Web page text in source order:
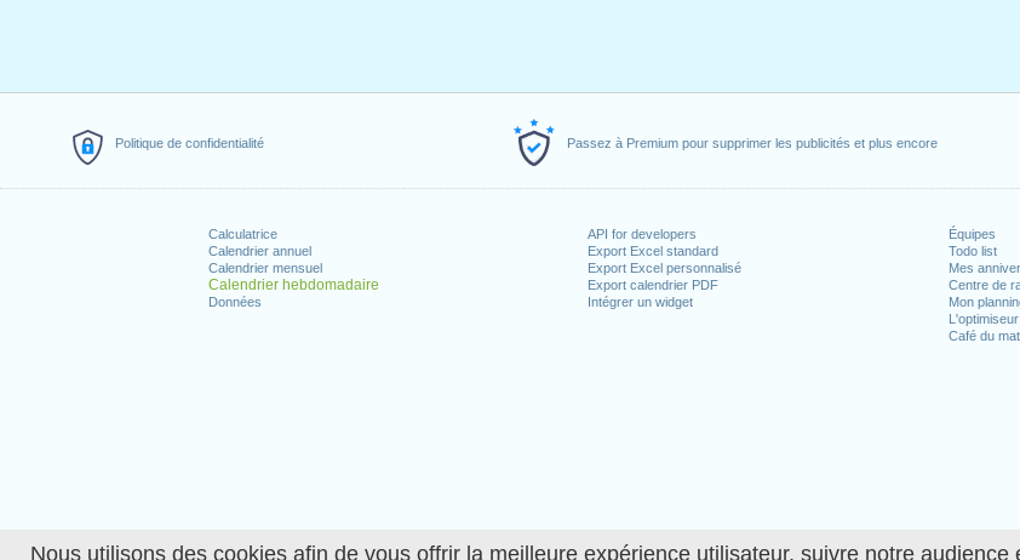
Nous utilisons des cookies afin de vous offrir la meilleure expérience utilisateur, suivre notre
Politique de confidentialité Passez à Premium pour supprimer les publicités et plus encore
Calculatrice
Calendrier annuel
Calendrier mensuel
Calendrier hebdomadaire
Données
API for developers
Export Excel standard
Export Excel personnalisé
Export calendrier PDF
Intégrer un widget
Équipes
Todo list
Mes
Centre de
Mon
Café du